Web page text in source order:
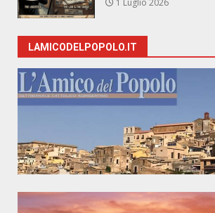
1 Luglio 2026
LAMICODELPOPOLO.IT